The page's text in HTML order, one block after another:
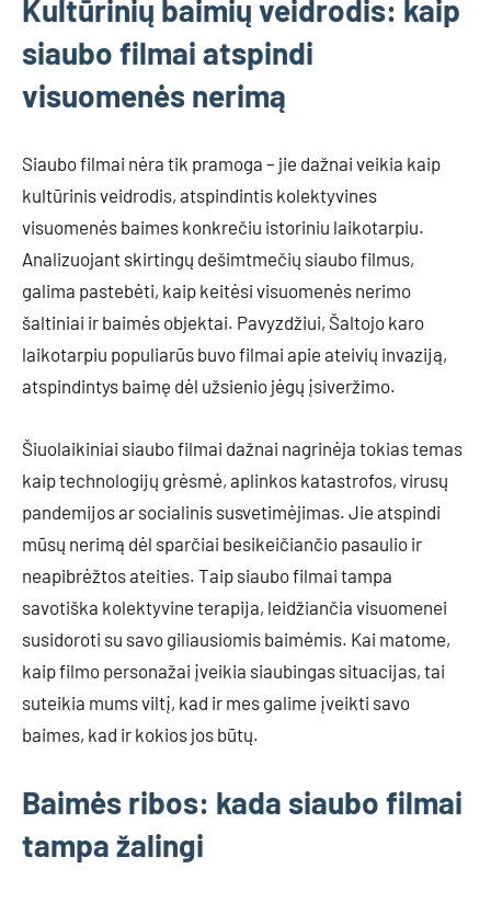
Kultūrinių baimių veidrodis: kaip
siaubo filmai atspindi
visuomenės nerimą
Siaubo filmai nėra tik pramoga – jie dažnai veikia kaip
kultūrinis veidrodis, atspindintis kolektyvines
visuomenės baimes konkrečiu istoriniu laikotarpiu.
Analizuojant skirtingų dešimtmečių siaubo filmus,
galima pastebėti, kaip keitėsi visuomenės nerimo
šaltiniai ir baimės objektai. Pavyzdžiui, Šaltojo karo
laikotarpiu populiarūs buvo filmai apie ateivių invaziją,
atspindintys baimę dėl užsienio jėgų įsiveržimo.
Šiuolaikiniai siaubo filmai dažnai nagrinėja tokias temas
kaip technologijų grėsmė, aplinkos katastrofos, virusų
pandemijos ar socialinis susvetimėjimas. Jie atspindi
mūsų nerimą dėl sparčiai besikeičiančio pasaulio ir
neapibrėžtos ateities. Taip siaubo filmai tampa
savotiška kolektyvine terapija, leidžiančia visuomenei
susidoroti su savo giliausiomis baimėmis. Kai matome,
kaip filmo personažai įveikia siaubingas situacijas, tai
suteikia mums viltį, kad ir mes galime įveikti savo
baimes, kad ir kokios jos būtų.
Baimės ribos: kada siaubo filmai
tampa žalingi